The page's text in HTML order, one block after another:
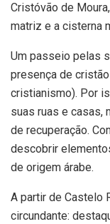
Cristóvão de
matriz e a cisterna
Um passeio pelas
presença de
cristianismo). Por
suas ruas e casas,
de recuperação.
descobrir
de origem árabe.
A partir de Castelo
circundante: